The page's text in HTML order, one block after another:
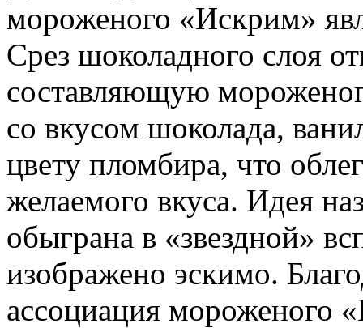
мороженого «Искрим»
Срез шоколадного слоя
составляющую
со вкусом шоколада,
цвету пломбира, что
желаемого вкуса. Идея
обыграна в «звездной»
изображено эскимо.
ассоциация мороженого